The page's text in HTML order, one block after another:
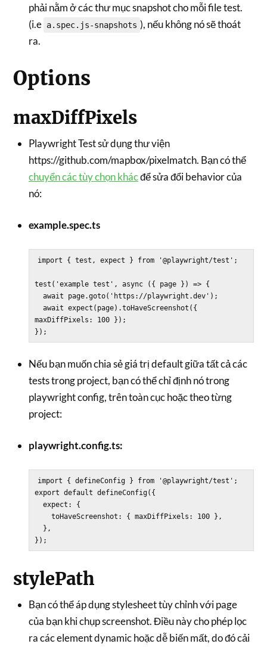
phải nằm ở các thư mục snapshot cho mỗi file test.
(i.e a.spec.js-snapshots ), nếu không nó sẽ thoát
ra.
Options
maxDiffPixels
Playwright Test sử dụng thư viện
https://github.com/mapbox/pixelmatch. Bạn có thể
chuyển các tùy chọn khácđể sửa đổi behavior của
nó:
example.spec.ts
import { test, expect } from '@playwright/test';
test('example test', async ({ page }) => {
  await page.goto('https://playwright.dev');
  await expect(page).toHaveScreenshot({
maxDiffPixels: 100 });
Nếu bạn muốn chia sẻ giá trị default giữa tất cả các
tests trong project, bạn có thể chỉ định nó trong
playwright config, trên toàn cục hoặc theo từng
project:
playwright.config.ts:
import { defineConfig } from '@playwright/test';
export default defineConfig({
  expect: {
    toHaveScreenshot: { maxDiffPixels: 100 },
stylePath
Bạn có thể áp dụng stylesheet tùy chỉnh với page
của bạn khi chụp screenshot. Điều này cho phép lọc
ra các element dynamic hoặc dễ biến mất, do đó cải